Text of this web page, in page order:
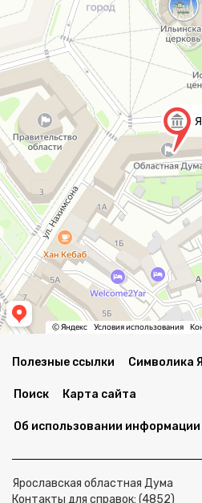
Полезные ссылки Символика
Поиск Карта сайта
Об использовании информации
Ярославская областная Дума
Контакты для справок: (4852)